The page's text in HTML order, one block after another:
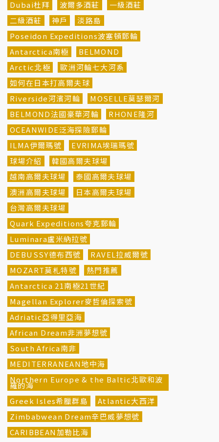
Dubai杜拜
波爾多酒莊
一級酒莊
二級酒莊
神戶
淡路島
Poseidon Expeditions波塞頓郵輪
Antarctica南極
BELMOND
Arctic北極
歐洲河輪七大河系
如何在日本打高爾夫球
Riverside河濱河輪
MOSELLE莫瑟爾河
BELMOND法國豪華河輪
RHONE隆河
OCEANWIDE泛海探險郵輪
ILMA伊爾瑪號
EVRIMA埃瑞瑪號
球場介紹
韓國高爾夫球場
越南高爾夫球場
泰國高爾夫球場
澳洲高爾夫球場
日本高爾夫球場
台灣高爾夫球場
Quark Expeditions夸克郵輪
Luminara盧米納拉號
DEBUSSY德布西號
RAVEL拉威爾號
MOZART莫札特號
熱門推薦
Antarctica 21南極21世紀
Magellan Explorer麥哲倫探索號
Adriatic亞得里亞海
African Dream非洲夢想號
South Africa南非
MEDITERRANEAN地中海
Northern Europe & the Baltic北歐和波
羅的海
Greek Isles希臘群島
Atlantic大西洋
Zimbabwean Dream辛巴威夢想號
CARIBBEAN加勒比海